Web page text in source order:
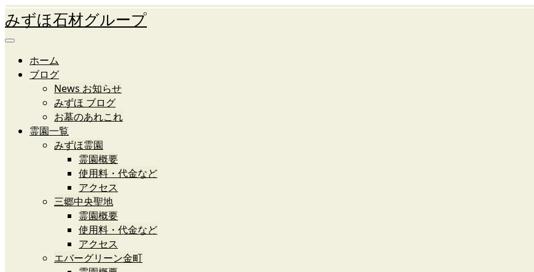
みずほ石材グループ
ホーム
ブログ
News お知らせ
みずほ ブログ
お墓のあれこれ
霊園一覧
みずほ霊園
霊園概要
使用料・代金など
アクセス
三郷中央聖地
霊園概要
使用料・代金など
アクセス
エバーグリーン金町